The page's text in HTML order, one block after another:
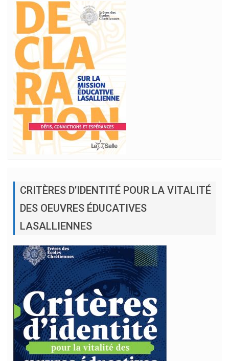
CRITÈRES D’IDENTITÉ POUR LA VITALITÉ
DES OEUVRES ÉDUCATIVES
LASALLIENNES